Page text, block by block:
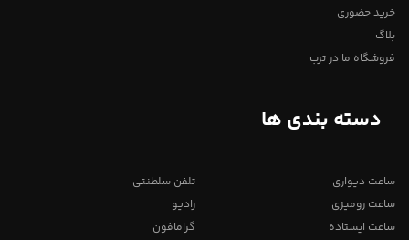
خرید حضوری
بلاگ
فروشگاه ما در ترب
دسته بندی ها
ساعت دیواری
ساعت رومیزی
ساعت ایستاده
تلفن سلطنتی
رادیو
گرامافون